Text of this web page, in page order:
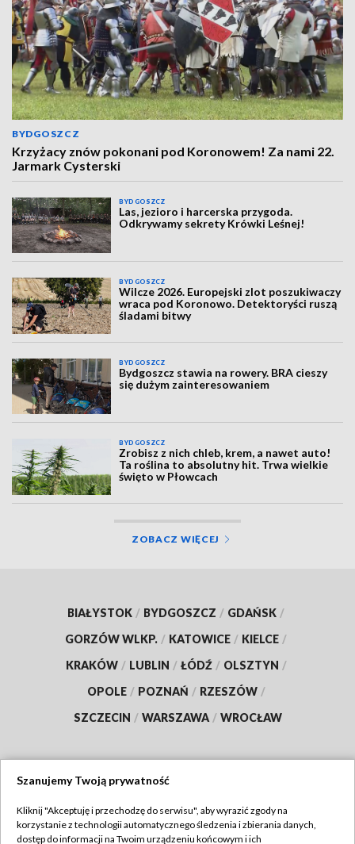
BYDGOSZCZ
Krzyżacy znów pokonani pod Koronowem! Za nami 22.
Jarmark Cysterski
BYDGOSZCZ
Las, jezioro i harcerska przygoda.
Odkrywamy sekrety Krówki Leśnej!
BYDGOSZCZ
Wilcze 2026. Europejski zlot poszukiwaczy
wraca pod Koronowo. Detektoryści ruszą
śladami bitwy
BYDGOSZCZ
Bydgoszcz stawia na rowery. BRA cieszy
się dużym zainteresowaniem
BYDGOSZCZ
Zrobisz z nich chleb, krem, a nawet auto!
Ta roślina to absolutny hit. Trwa wielkie
święto w Płowcach
ZOBACZ WIĘCEJ
BIAŁYSTOK / BYDGOSZCZ / GDAŃSK /
GORZÓW WLKP. / KATOWICE / KIELCE /
KRAKÓW / LUBLIN / ŁÓDŹ / OLSZTYN /
OPOLE / POZNAŃ / RZESZÓW /
SZCZECIN / WARSZAWA / WROCŁAW
TVP
Szanujemy Twoją prywatność
Kliknij "Akceptuję i przechodzę do serwisu", aby wyrazić zgody na
korzystanie z technologii automatycznego śledzenia i zbierania danych,
dostęp do informacji na Twoim urządzeniu końcowym i ich